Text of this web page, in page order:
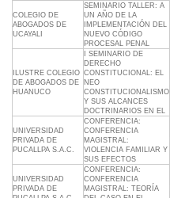
COLEGIO DE
ABOGADOS DE
UCAYALI
SEMINARIO TALLER: A
UN AÑO DE LA
IMPLEMENTACIÓN DEL
NUEVO CÓDIGO
PROCESAL PENAL
ILUSTRE COLEGIO
DE ABOGADOS DE
HUANUCO
I SEMINARIO DE
DERECHO
CONSTITUCIONAL: EL
NEO
CONSTITUCIONALISMO
Y SUS ALCANCES
DOCTRINARIOS EN EL
UNIVERSIDAD
PRIVADA DE
PUCALLPA S.A.C.
CONFERENCIA:
CONFERENCIA
MAGISTRAL:
VIOLENCIA FAMILIAR Y
SUS EFECTOS
UNIVERSIDAD
PRIVADA DE
CONFERENCIA:
CONFERENCIA
MAGISTRAL: TEORÍA